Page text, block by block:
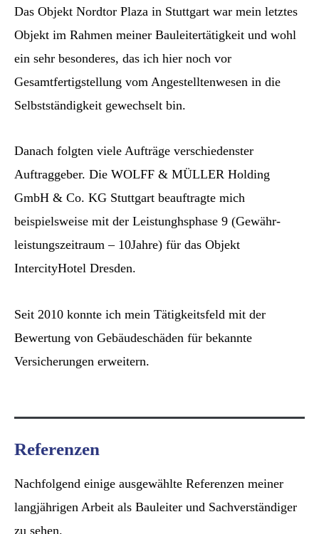
Das Objekt Nordtor Plaza in Stuttgart war mein letztes
Objekt im Rahmen meiner Bauleitertätigkeit und wohl
ein sehr besonderes, das ich hier noch vor
Gesamtfertigstellung vom Angestelltenwesen in die
Selbstständigkeit gewechselt bin.
Danach folgten viele Aufträge verschiedenster
Auftraggeber. Die WOLFF & MÜLLER Holding
GmbH & Co. KG Stuttgart beauftragte mich
beispielsweise mit der Leistunghsphase 9 (Gewähr-
leistungszeitraum – 10Jahre) für das Objekt
IntercityHotel Dresden.
Seit 2010 konnte ich mein Tätigkeitsfeld mit der
Bewertung von Gebäudeschäden für bekannte
Versicherungen erweitern.
Referenzen
Nachfolgend einige ausgewählte Referenzen meiner
langjährigen Arbeit als Bauleiter und Sachverständiger
zu sehen.